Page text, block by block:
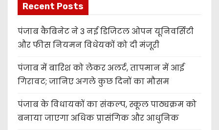
Recent Posts
पंजाब कैबिनेट ने 3 नई डिजिटल ओपन यूनिवर्सिटी
और फीस नियमन विधेयकों को दी मंजूरी
पंजाब में बारिश को लेकर अलर्ट, तापमान में आई
गिरावट; जानिए अगले कुछ दिनों का मौसम
पंजाब के विधायकों का संकल्प, स्कूल पाठ्यक्रम को
बनाया जाएगा अधिक प्रासंगिक और आधुनिक